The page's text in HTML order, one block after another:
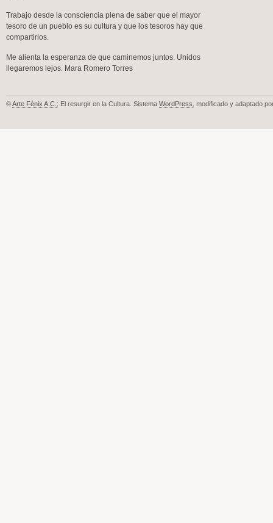
Trabajo desde la consciencia plena de saber que el mayor
tesoro de un pueblo es su cultura y que los tesoros hay que
compartirlos.
Me alienta la esperanza de que caminemos juntos. Unidos
llegaremos lejos. Mara Romero Torres
©Arte Fénix A.C. ; El resurgir en la Cultura. Sistema WordPress , modificado y adaptado